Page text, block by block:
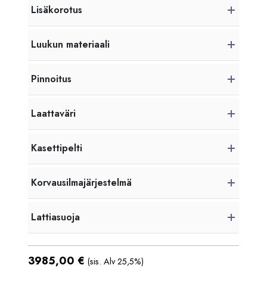
Lisäkorotus
Luukun materiaali
Pinnoitus
Laattaväri
Kasettipelti
Korvausilmajärjestelmä
Lattiasuoja
3985,00 € (sis. Alv 25,5%)